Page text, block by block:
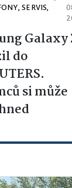
SERVIS,
Galaxy
do
si může